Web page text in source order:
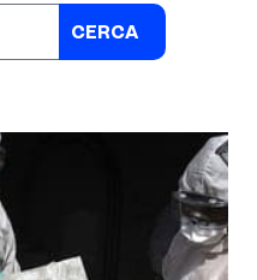
CERCA